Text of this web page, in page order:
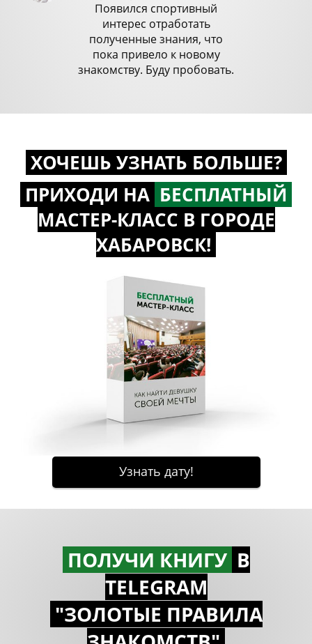
Появился спортивный
интерес отработать
полученные знания, что
пока привело к новому
знакомству. Буду пробовать.
ХОЧЕШЬ УЗНАТЬ БОЛЬШЕ?
ПРИХОДИ НА БЕСПЛАТНЫЙ
МАСТЕР-КЛАСС В ГОРОДЕ
ХАБАРОВСК!
ПОЛУЧИ КНИГУ В
TELEGRAM
"ЗОЛОТЫЕ ПРАВИЛА